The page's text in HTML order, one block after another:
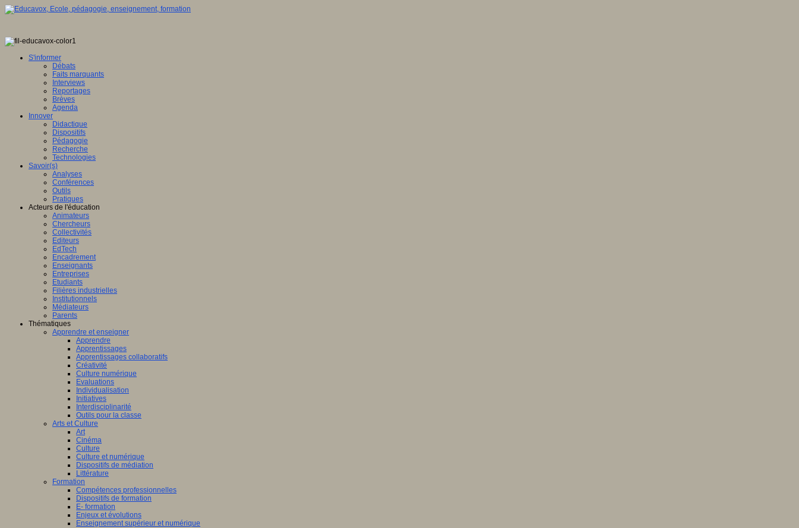
S'informer
Débats
Faits marquants
Interviews
Reportages
Brèves
Agenda
Innover
Didactique
Dispositifs
Pédagogie
Recherche
Technologies
Savoir(s)
Analyses
Conférences
Outils
Pratiques
Acteurs de l'éducation
Animateurs
Chercheurs
Collectivités
Editeurs
EdTech
Encadrement
Enseignants
Entreprises
Etudiants
Filières industrielles
Institutionnels
Médiateurs
Parents
Thématiques
Apprendre et enseigner
Apprendre
Apprentissages
Apprentissages collaboratifs
Créativité
Culture numérique
Evaluations
Individualisation
Initiatives
Interdisciplinarité
Outils pour la classe
Arts et Culture
Art
Cinéma
Culture
Culture et numérique
Dispositifs de médiation
Littérature
Formation
Compétences professionnelles
Dispositifs de formation
E- formation
Enjeux et évolutions
Enseignement supérieur et numérique